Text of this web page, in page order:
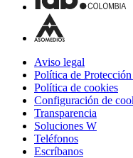
Aviso legal
Política de
Política de cookies
Configuración de
Transparencia
Soluciones W
Teléfonos
Escríbanos